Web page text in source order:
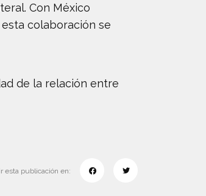
Con México
colaboración se
de la relación entre
esta publicación en: